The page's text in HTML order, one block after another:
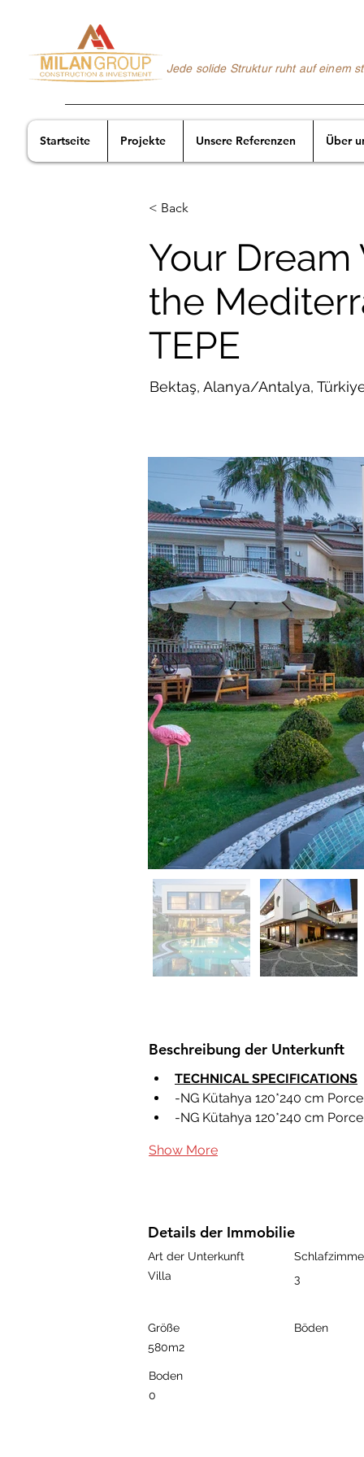
Jede solide Struktur ruht auf einem
Startseite Projekte Unsere Referenzen Über
< Back
Your
the
TEPE
Bektaş, Alanya/Antalya,
Beschreibung der Unterkunft
TECHNICAL SPECIFICATIONS
-NG Kütahya 120*240 cm
-NG Kütahya 120*240 cm
Show More
Details der Immobilie
Art der Unterkunft
Villa
3
Größe
580m2
Böden
Boden
0